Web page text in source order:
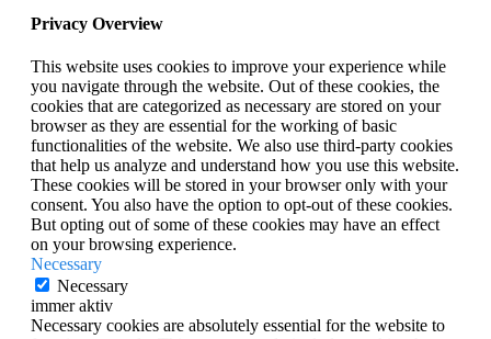
Privacy Overview
This website uses cookies to improve your experience while
you navigate through the website. Out of these cookies, the
cookies that are categorized as necessary are stored on your
browser as they are essential for the working of basic
functionalities of the website. We also use third-party cookies
that help us analyze and understand how you use this website.
These cookies will be stored in your browser only with your
consent. You also have the option to opt-out of these cookies.
But opting out of some of these cookies may have an effect
on your browsing experience.
Necessary
Necessary
immer aktiv
Necessary cookies are absolutely essential for the website to